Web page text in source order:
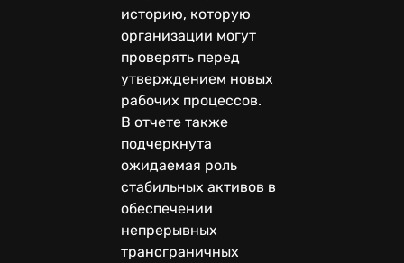
историю, которую
организации могут
проверять перед
утверждением новых
рабочих процессов.
В отчете также
подчеркнута
ожидаемая роль
стабильных активов в
обеспечении
непрерывных
трансграничных